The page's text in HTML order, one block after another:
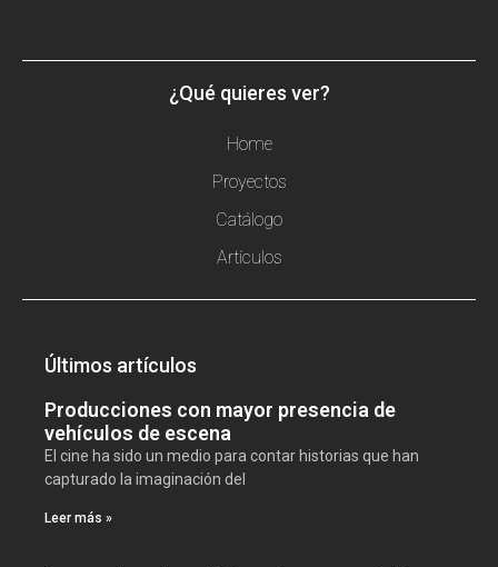
¿Qué quieres ver?
Home
Proyectos
Catálogo
Artículos
Últimos artículos
Producciones con mayor presencia de
vehículos de escena
El cine ha sido un medio para contar historias que han
capturado la imaginación del
Leer más »